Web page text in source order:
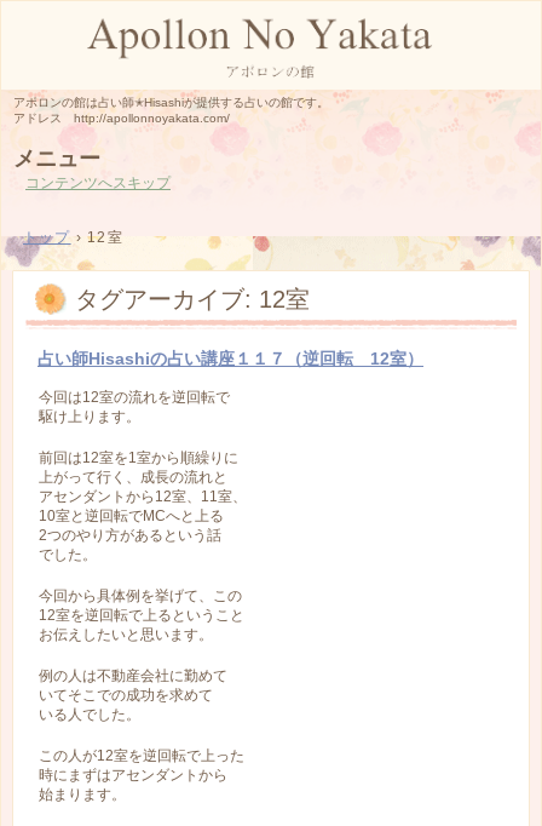
アポロンの館は占い師✭Hisashiが提供する占いの館です。
アドレス http://apollonnoyakata.com/
メニュー
コンテンツへスキップ
トップ › 12室
タグアーカイブ: 12室
占い師Hisashiの占い講座１１７（逆回転 12室）
今回は12室の流れを逆回転で
駆け上ります。
前回は12室を1室から順繰りに
上がって行く、成長の流れと
アセンダントから12室、11室、
10室と逆回転でMCへと上る
2つのやり方があるという話
でした。
今回から具体例を挙げて、この
12室を逆回転で上るということ
お伝えしたいと思います。
例の人は不動産会社に勤めて
いてそこでの成功を求めて
いる人でした。
この人が12室を逆回転で上った
時にまずはアセンダントから
始まります。